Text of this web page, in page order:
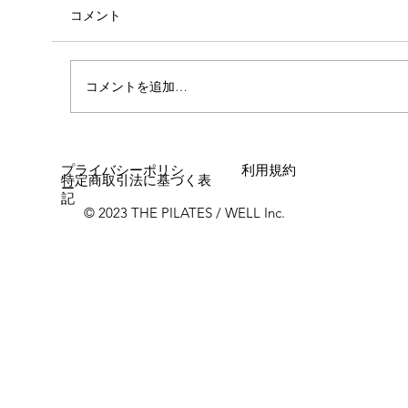
コメント
コメントを追加…
© 2023 THE PILATES / WELL Inc.
プライバシーポリシ
ー
利用規約
特定商取引法に基づく表
記